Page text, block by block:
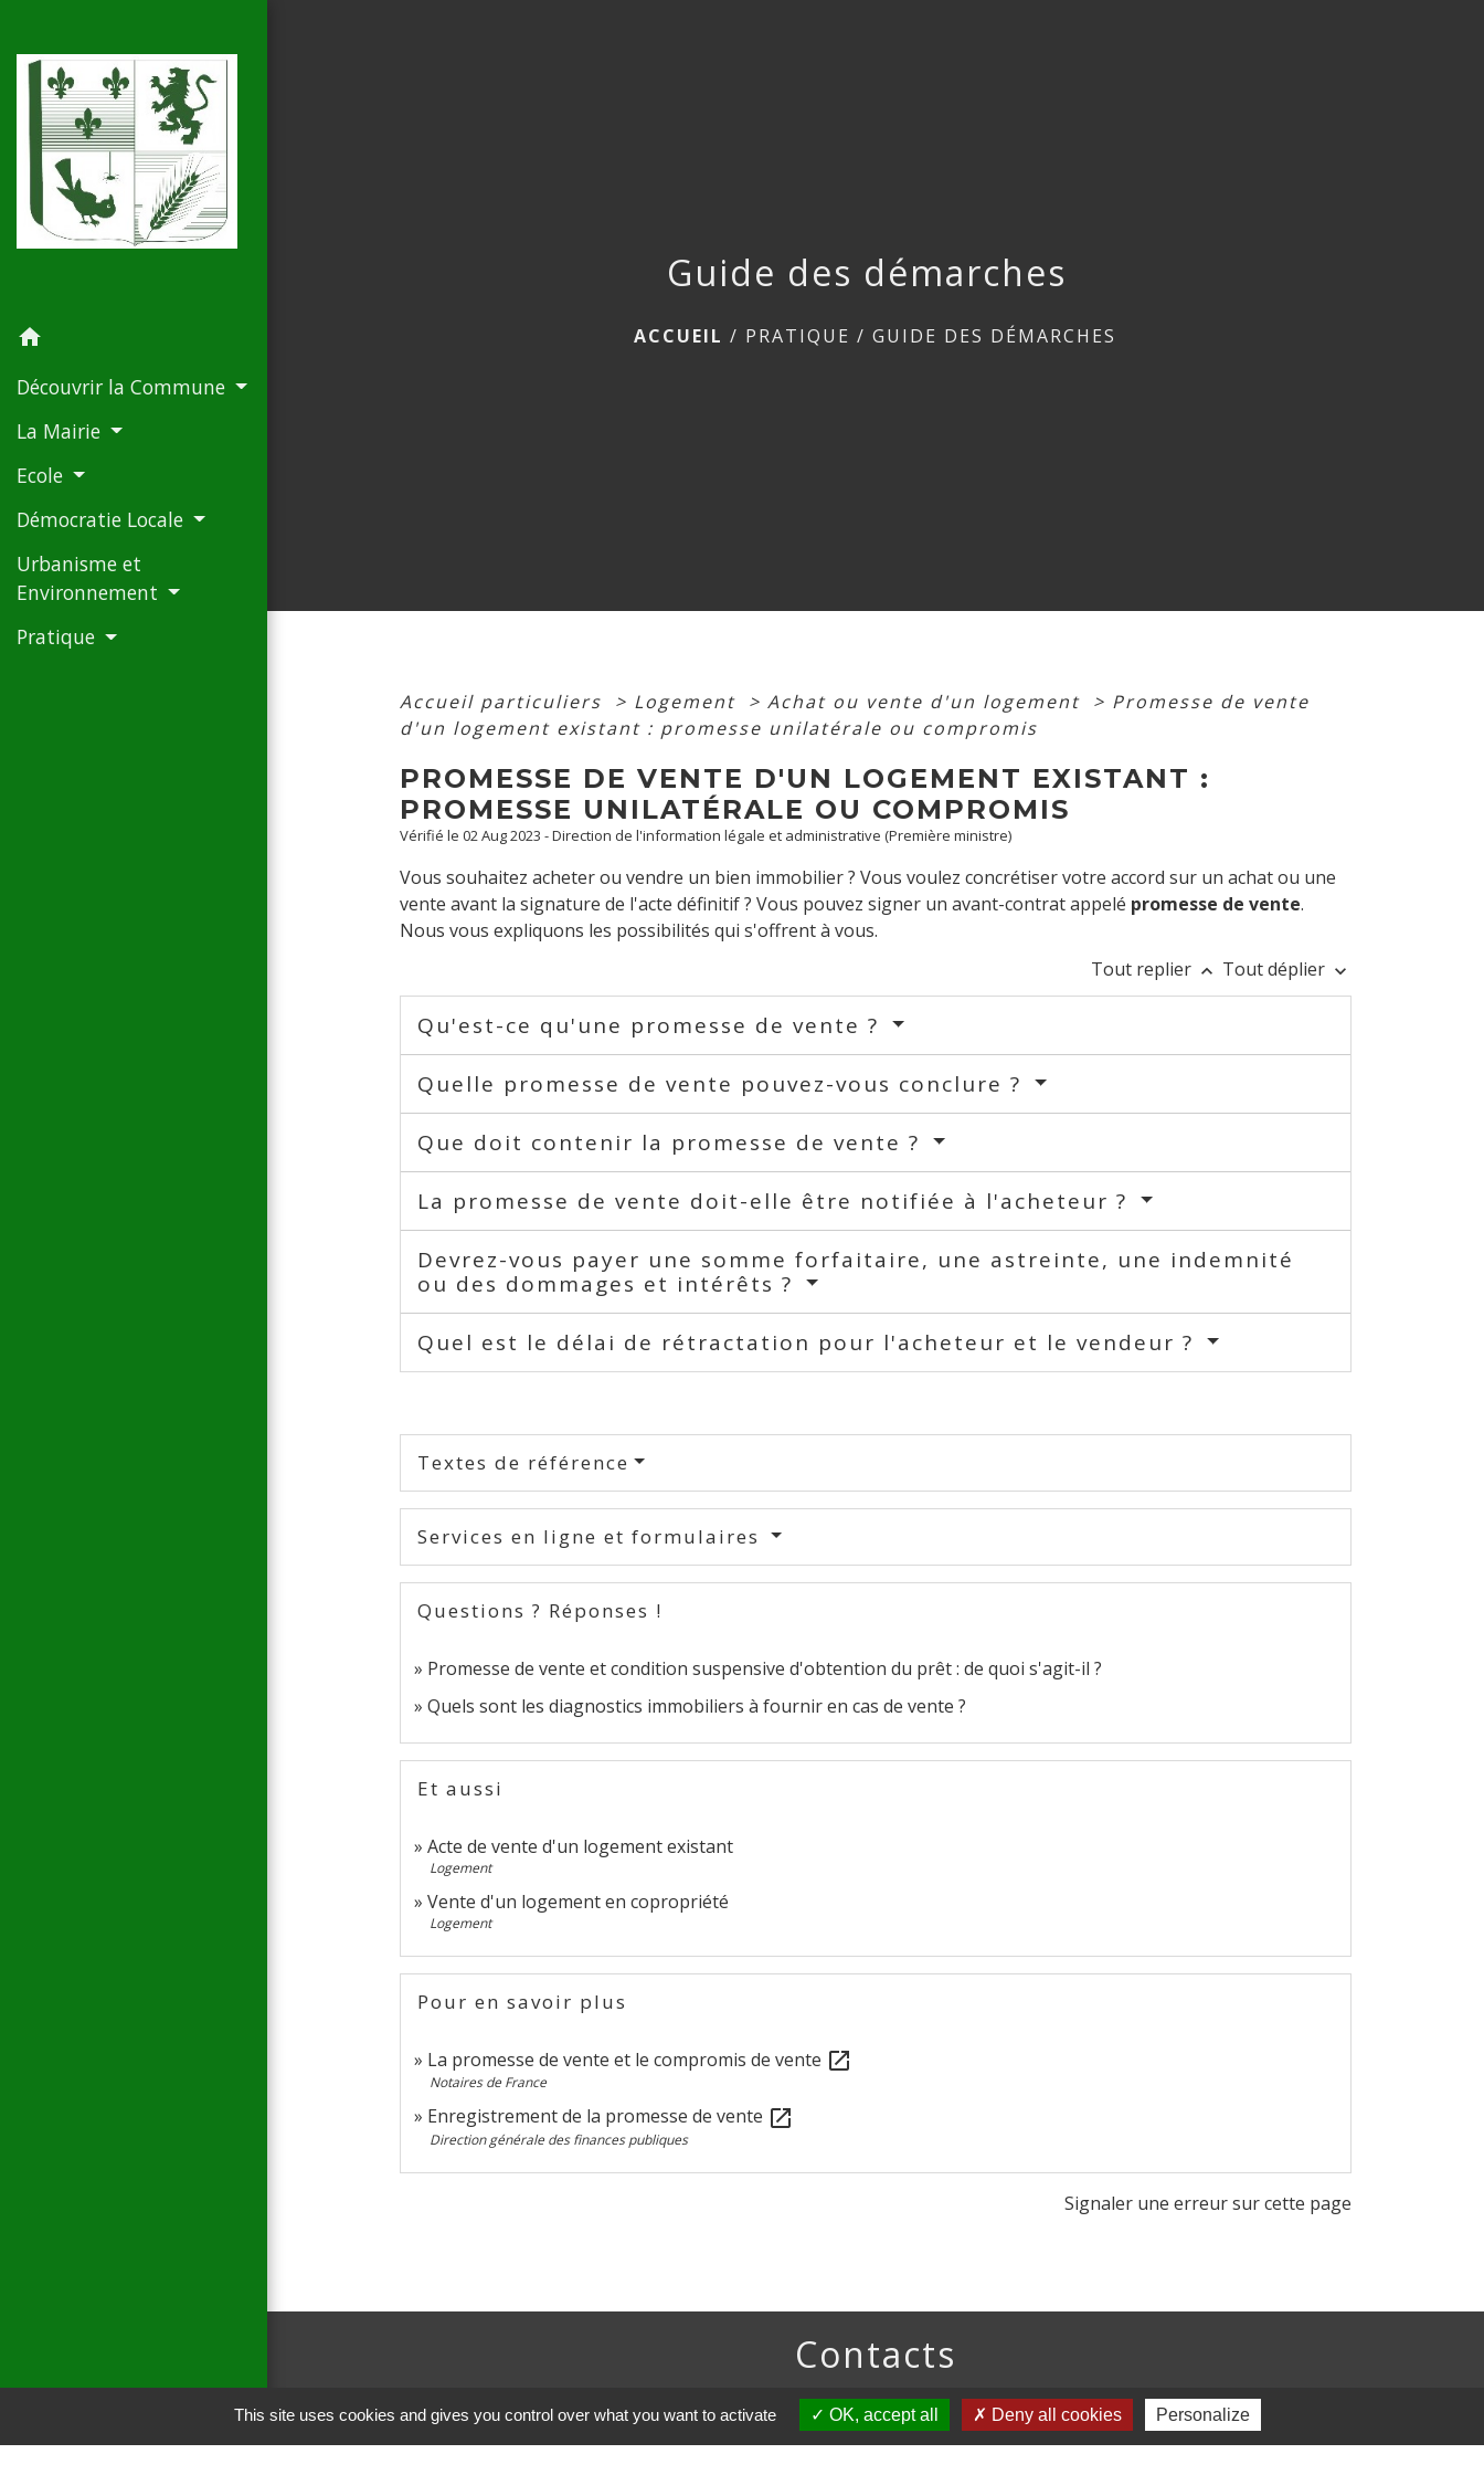
home
Découvrir la Commune
La Mairie
Ecole
Démocratie Locale
Urbanisme et
Environnement
Pratique
Guide des démarches
ACCUEIL / PRATIQUE /GUIDE DES DÉMARCHES
Accueil particuliers > Logement > Achat ou vente d'un logement > Promesse de vente
d'un logement existant : promesse unilatérale ou compromis
PROMESSE DE VENTE D'UN LOGEMENT EXISTANT :
PROMESSE UNILATÉRALE OU COMPROMIS
Vérifié le 02 Aug 2023 - Direction de l'information légale et administrative (Première ministre)
Vous souhaitez acheter ou vendre un bien immobilier ? Vous voulez concrétiser votre accord sur un achat ou une
vente avant la signature de l'acte définitif ? Vous pouvez signer un avant-contrat appelé promesse de vente.
Nous vous expliquons les possibilités qui s'offrent à vous.
Tout replier keyboard_arrow_up Tout déplier keyboard_arrow_down
Qu'est-ce qu'une promesse de vente ?
Quelle promesse de vente pouvez-vous conclure ?
Que doit contenir la promesse de vente ?
La promesse de vente doit-elle être notifiée à l'acheteur ?
Devrez-vous payer une somme forfaitaire, une astreinte, une indemnité
ou des dommages et intérêts ?
Quel est le délai de rétractation pour l'acheteur et le vendeur ?
Textes de référence
Services en ligne et formulaires
Questions ? Réponses !
Promesse de vente et condition suspensive d'obtention du prêt : de quoi s'agit-il ?
Quels sont les diagnostics immobiliers à fournir en cas de vente ?
Et aussi
Acte de vente d'un logement existant
Logement
Vente d'un logement en copropriété
Logement
Pour en savoir plus
La promesse de vente et le compromis de vente open_in_new
Notaires de France
Enregistrement de la promesse de vente open_in_new
Direction générale des finances publiques
Signaler une erreur sur cette page
Contacts
Commune de Paillart
2 Rue de la Mairie
60120 Paillart - FRANCE
This site uses cookies and gives you control over what you want to activate OK, accept all Deny all cookies Personalize